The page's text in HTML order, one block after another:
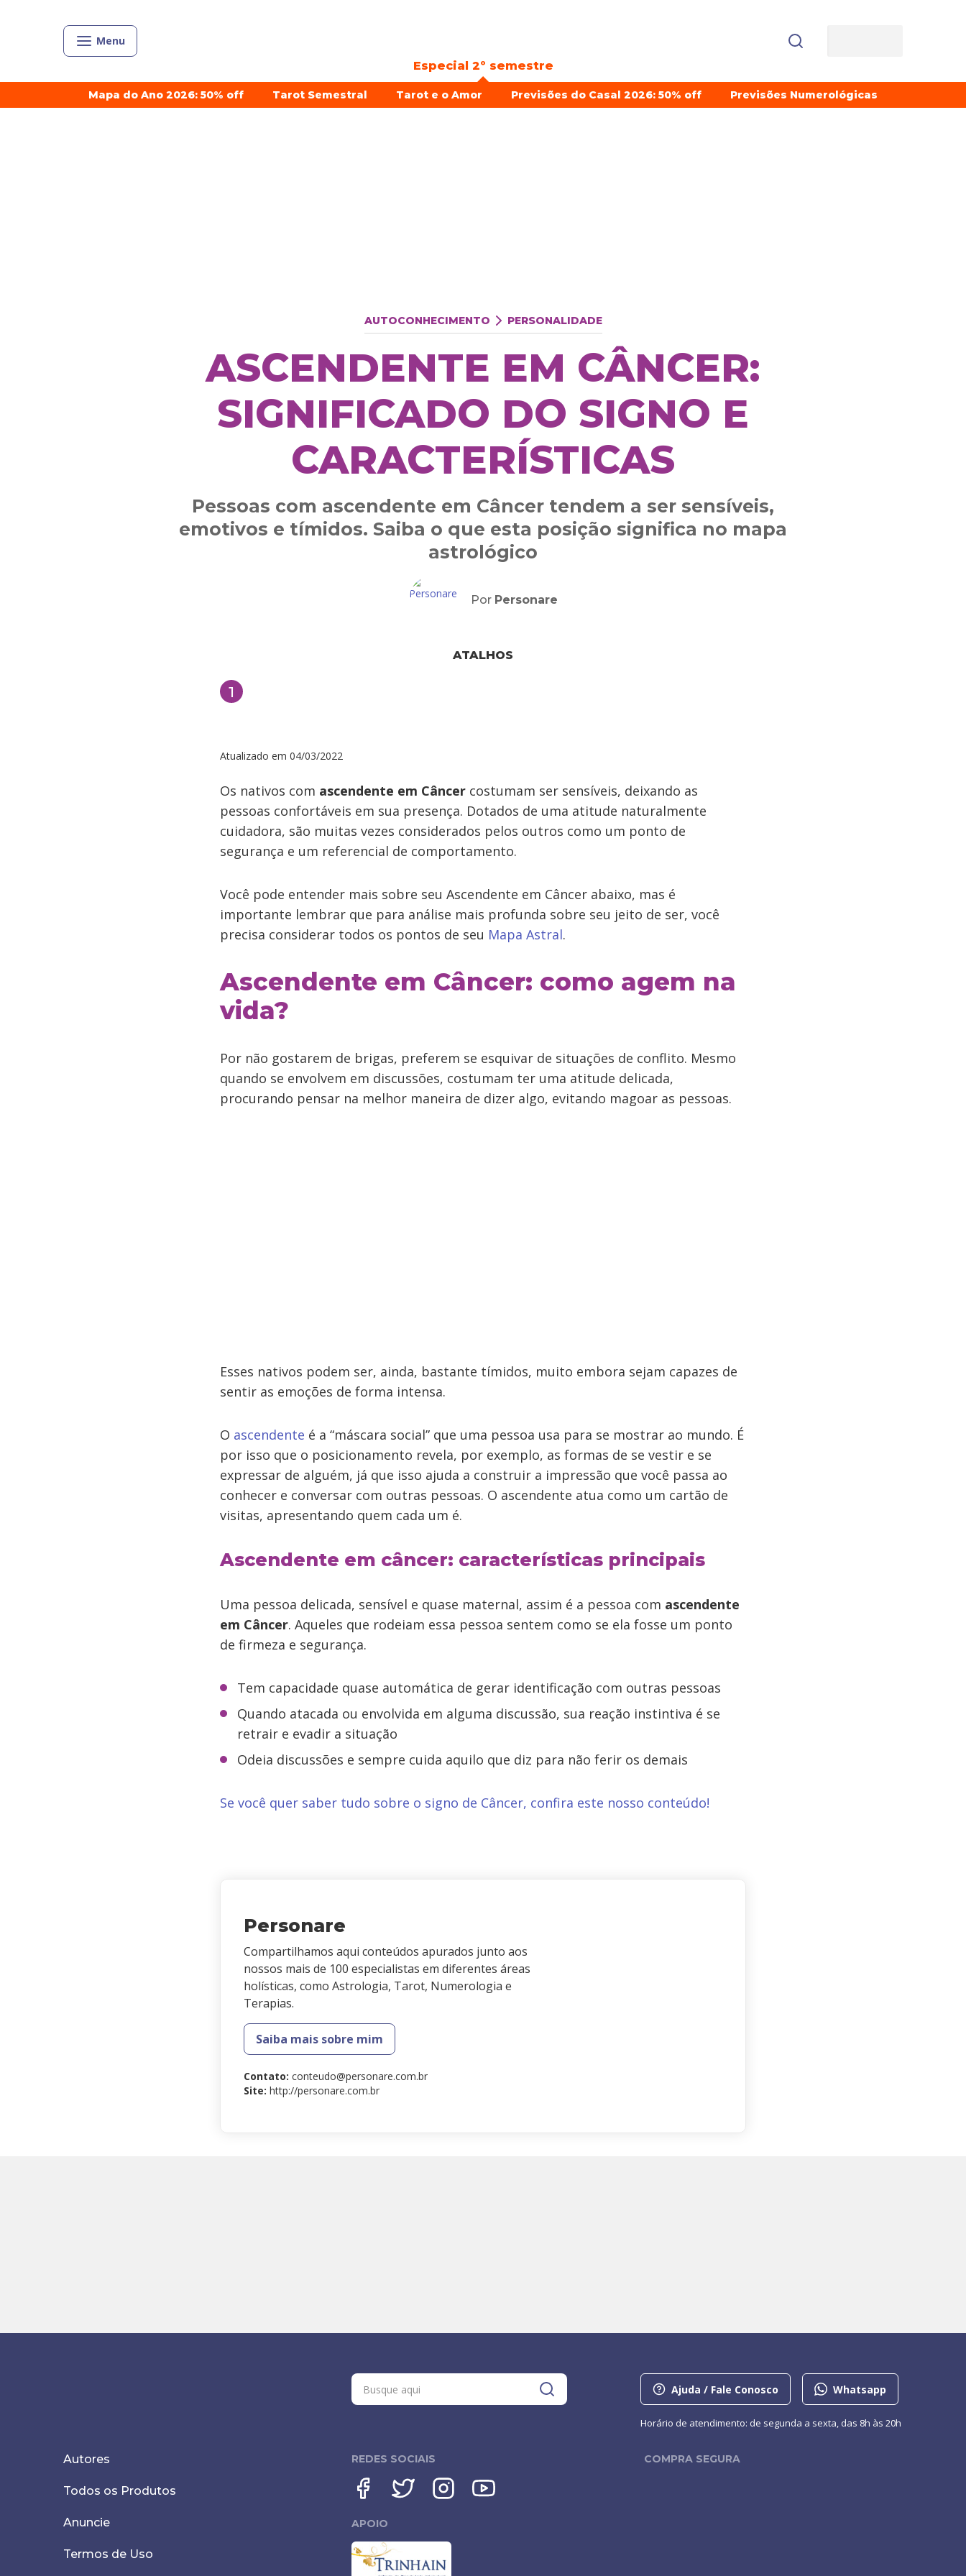
Menu
Especial 2º semestre
Mapa do Ano 2026: 50% off Tarot Semestral Tarot e o Amor Previsões do Casal 2026: 50% off Previsões Numerológicas
AUTOCONHECIMENTO PERSONALIDADE
ASCENDENTE EM CÂNCER:
SIGNIFICADO DO SIGNO E
CARACTERÍSTICAS
Pessoas com ascendente em Câncer tendem a ser sensíveis,
emotivos e tímidos. Saiba o que esta posição significa no mapa
astrológico
Por Personare
ATALHOS
Atualizado em 04/03/2022
Os nativos com ascendente em Câncer costumam ser sensíveis, deixando as
pessoas confortáveis em sua presença. Dotados de uma atitude naturalmente
cuidadora, são muitas vezes considerados pelos outros como um ponto de
segurança e um referencial de comportamento.
Você pode entender mais sobre seu Ascendente em Câncer abaixo, mas é
importante lembrar que para análise mais profunda sobre seu jeito de ser, você
precisa considerar todos os pontos de seu Mapa Astral.
Ascendente em Câncer: como agem na
vida?
Por não gostarem de brigas, preferem se esquivar de situações de conflito. Mesmo
quando se envolvem em discussões, costumam ter uma atitude delicada,
procurando pensar na melhor maneira de dizer algo, evitando magoar as pessoas.
Esses nativos podem ser, ainda, bastante tímidos, muito embora sejam capazes de
sentir as emoções de forma intensa.
O ascendente é a “máscara social” que uma pessoa usa para se mostrar ao mundo. É
por isso que o posicionamento revela, por exemplo, as formas de se vestir e se
expressar de alguém, já que isso ajuda a construir a impressão que você passa ao
conhecer e conversar com outras pessoas. O ascendente atua como um cartão de
visitas, apresentando quem cada um é.
Ascendente em câncer: características principais
Uma pessoa delicada, sensível e quase maternal, assim é a pessoa com ascendente
em Câncer. Aqueles que rodeiam essa pessoa sentem como se ela fosse um ponto
de firmeza e segurança.
Tem capacidade quase automática de gerar identificação com outras pessoas
Quando atacada ou envolvida em alguma discussão, sua reação instintiva é se
retrair e evadir a situação
Odeia discussões e sempre cuida aquilo que diz para não ferir os demais
Se você quer saber tudo sobre o signo de Câncer, confira este nosso conteúdo!
Personare
Compartilhamos aqui conteúdos apurados junto aos
nossos mais de 100 especialistas em diferentes áreas
holísticas, como Astrologia, Tarot, Numerologia e
Terapias.
Saiba mais sobre mim
Contato: conteudo@personare.com.br
Site: http://personare.com.br
Ajuda / Fale Conosco Whatsapp
Horário de atendimento: de segunda a sexta, das 8h às 20h
Autores
Todos os Produtos
Anuncie
Termos de Uso
REDES SOCIAIS
APOIO
COMPRA SEGURA